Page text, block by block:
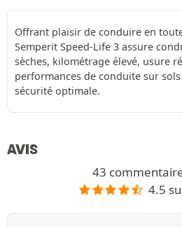
Offrant plaisir de conduire en
Semperit Speed-Life 3 assure
sèches, kilométrage élevé, usure
performances de conduite sur
sécurité optimale.
AVIS
43
4.5